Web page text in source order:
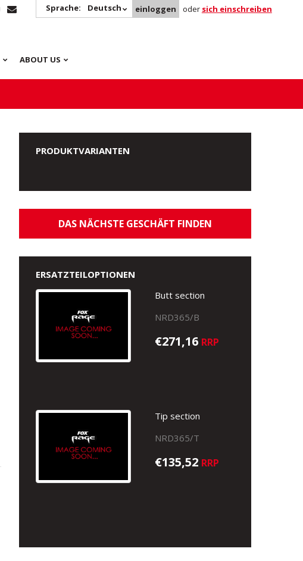
Sprache: Deutsch einloggen oder sich einschreiben
ABOUT US
PRODUKTVARIANTEN
DAS NÄCHSTE GESCHÄFT FINDEN
ERSATZTEILOPTIONEN
Butt section
NRD365/B
€271,16 RRP
Tip section
NRD365/T
€135,52 RRP